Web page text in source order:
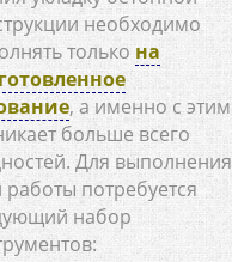
необходимо
только на
, а именно с этим
больше всего
Для выполнения
работы потребуется
набор